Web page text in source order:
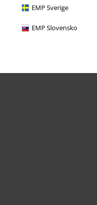
EMP Sverige
EMP Slovensko